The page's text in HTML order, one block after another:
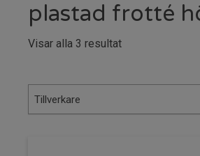
plastad frotté
Visar alla 3 resultatSortera
Tillverkare